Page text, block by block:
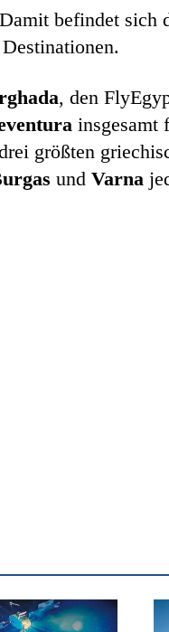
befindet sich
, den
insgesamt
größten
und Varna